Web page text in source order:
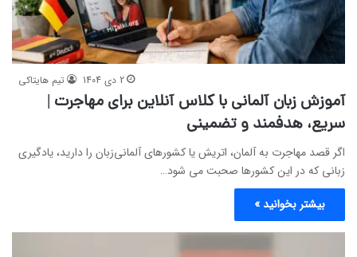
تیم هایتاکی 2 دی 1404
آموزش زبان آلمانی با کلاس آنلاین برای مهاجرت |
سریع، هدفمند و تضمینی
اگر قصد مهاجرت به آلمان، اتریش یا کشورهای آلمانی‌زبان را دارید، یادگیری
زبانی که در این کشورها صحبت می شود…
بیشتر بخوانید »